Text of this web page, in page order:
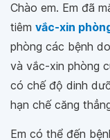
Chào em. Em đã
tiêm vắc-xin
phòng các bệnh
và vắc-xin phòng
có chế độ dinh
hạn chế căng
Em có thể đến